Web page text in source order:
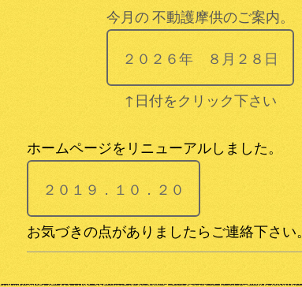
今月の不動護摩供のご案内。
２０２６年 ８月２８日
↑日付をクリック下さい
ホームページをリニューアルしました。
２０１９．１０．２０
お気づきの点がありましたらご連絡下さい。